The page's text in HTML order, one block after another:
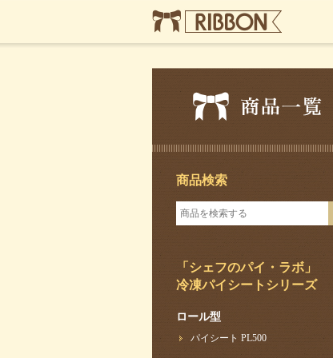
商品検索
「シェフのパイ・ラボ」
冷凍パイシートシリーズ
ロール型
パイシート PL500